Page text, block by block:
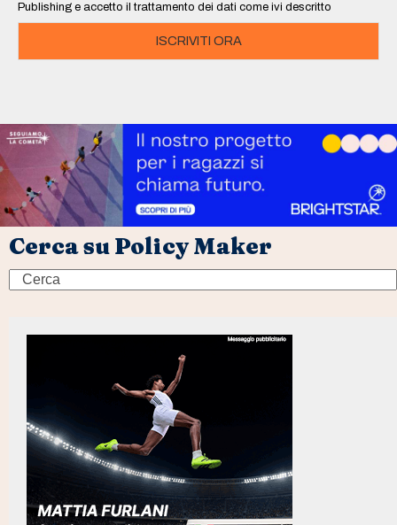
Publishing e accetto il trattamento dei dati come ivi descritto
ISCRIVITI ORA
Cerca su Policy Maker
Search